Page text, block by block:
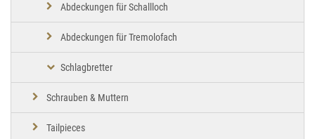
Abdeckungen für Schallloch
Abdeckungen für Tremolofach
Schlagbretter
Schrauben & Muttern
Tailpieces